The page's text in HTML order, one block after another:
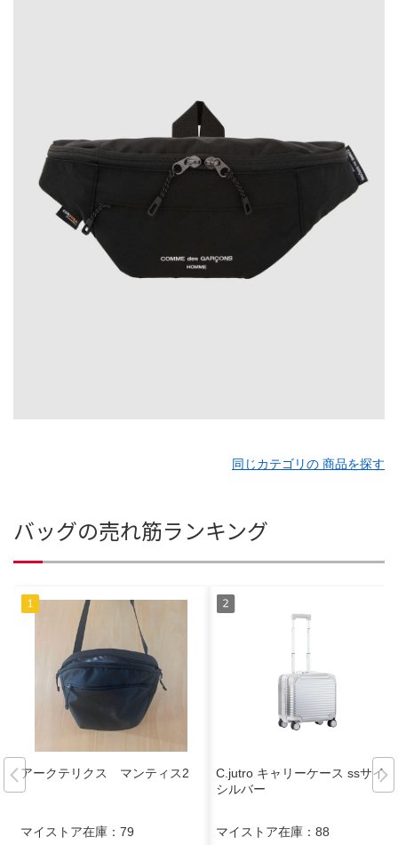
同じカテゴリの 商品を探す
バッグの売れ筋ランキング
アークテリクス マンティス2
マイストア在庫： 79
C.jutro キャリーケース ssサイズ
シルバー
マイストア在庫： 88